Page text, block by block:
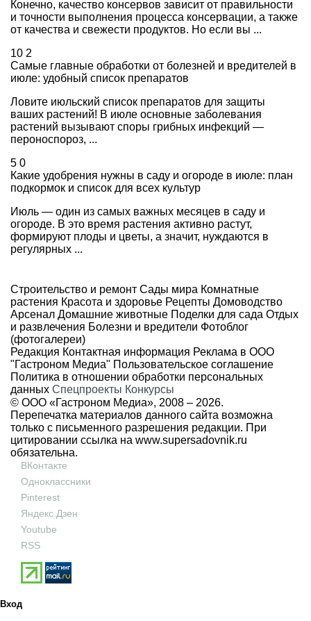
Конечно, качество консервов зависит от правильности
и точности выполнения процесса консервации, а также
от качества и свежести продуктов. Но если вы ...
10 2
Самые главные обработки от болезней и вредителей в
июле: удобный список препаратов
Ловите июльский список препаратов для защиты
ваших растений! В июле основные заболевания
растений вызывают споры грибных инфекций —
пероноспороз, ...
5 0
Какие удобрения нужны в саду и огороде в июле: план
подкормок и список для всех культур
Июль — один из самых важных месяцев в саду и
огороде. В это время растения активно растут,
формируют плоды и цветы, а значит, нуждаются в
регулярных ...
Строительство и ремонт Сады мира Комнатные
растения Красота и здоровье Рецепты Домоводство
Арсенал Домашние животные Поделки для сада Отдых
и развлечения Болезни и вредители Фотоблог
(фотогалереи)
Редакция Контактная информация Реклама в ООО
"Гастроном Медиа" Пользовательское соглашение
Политика в отношении обработки персональных
данных Спецпроекты Конкурсы
© ООО «Гастроном Медиа», 2008 – 2026.
Перепечатка материалов данного сайта возможна
только с письменного разрешения редакции. При
цитировании ссылка на www.supersadovnik.ru
обязательна.
ВКонтакте
Одноклассники
Pinterest
Яндекс Дзен
Youtube
RSS
Вход